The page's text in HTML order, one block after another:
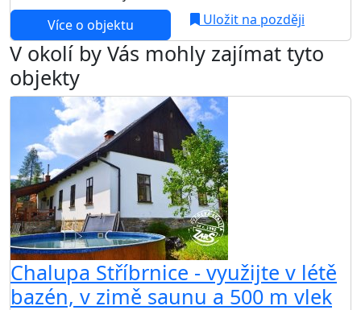
Více o objektu
Uložit na později
V okolí by Vás mohly zajímat tyto
objekty
Chalupa Stříbrnice - využijte v létě
bazén, v zimě saunu a 500 m vlek